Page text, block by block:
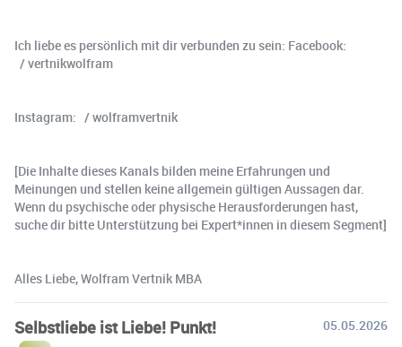
Ich liebe es persönlich mit dir verbunden zu sein: Facebook:
/ vertnikwolfram
Instagram: / wolframvertnik
[Die Inhalte dieses Kanals bilden meine Erfahrungen und
Meinungen und stellen keine allgemein gültigen Aussagen dar.
Wenn du psychische oder physische Herausforderungen hast,
suche dir bitte Unterstützung bei Expert*innen in diesem Segment]
Alles Liebe, Wolfram Vertnik MBA
Selbstliebe ist Liebe! Punkt!
05.05.2026